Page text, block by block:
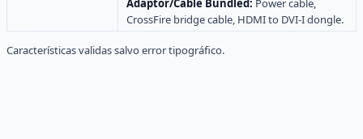
Adaptor/Cable Bundled: Power cable,
CrossFire bridge cable, HDMI to DVI-I dongle.
Características validas salvo error tipográfico.